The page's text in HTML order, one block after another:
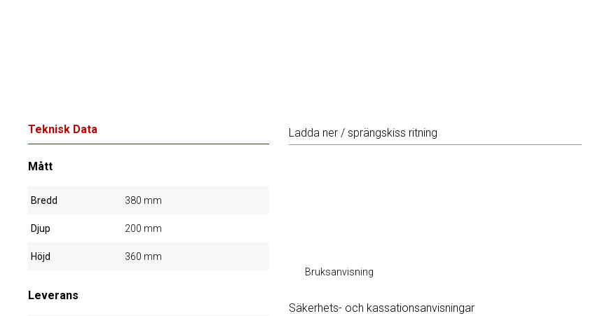
Teknisk Data
Mått
Bredd 380 mm
Djup 200 mm
Höjd 360 mm
Leverans
Ladda ner / sprängskiss ritning
Bruksanvisning
Säkerhets- och kassationsanvisningar